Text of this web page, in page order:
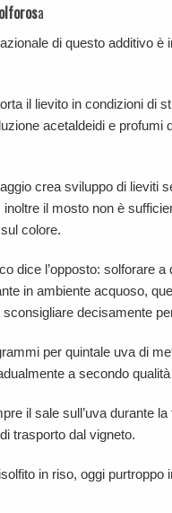
a
di questo additivo è
il lievito in condizioni di
acetaldeidi e profumi
crea sviluppo di lieviti
il mosto non è
colore.
dice l’opposto: solforare
in ambiente acquoso,
decisamente
per quintale uva di
a secondo
il sale sull’uva durante
trasporto dal vigneto.
in riso, oggi purtroppo